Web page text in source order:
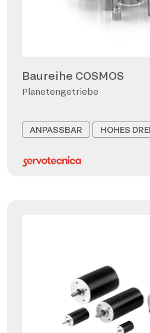
Baureihe COSMOS
Planetengetriebe
ANPASSBAR HOHES